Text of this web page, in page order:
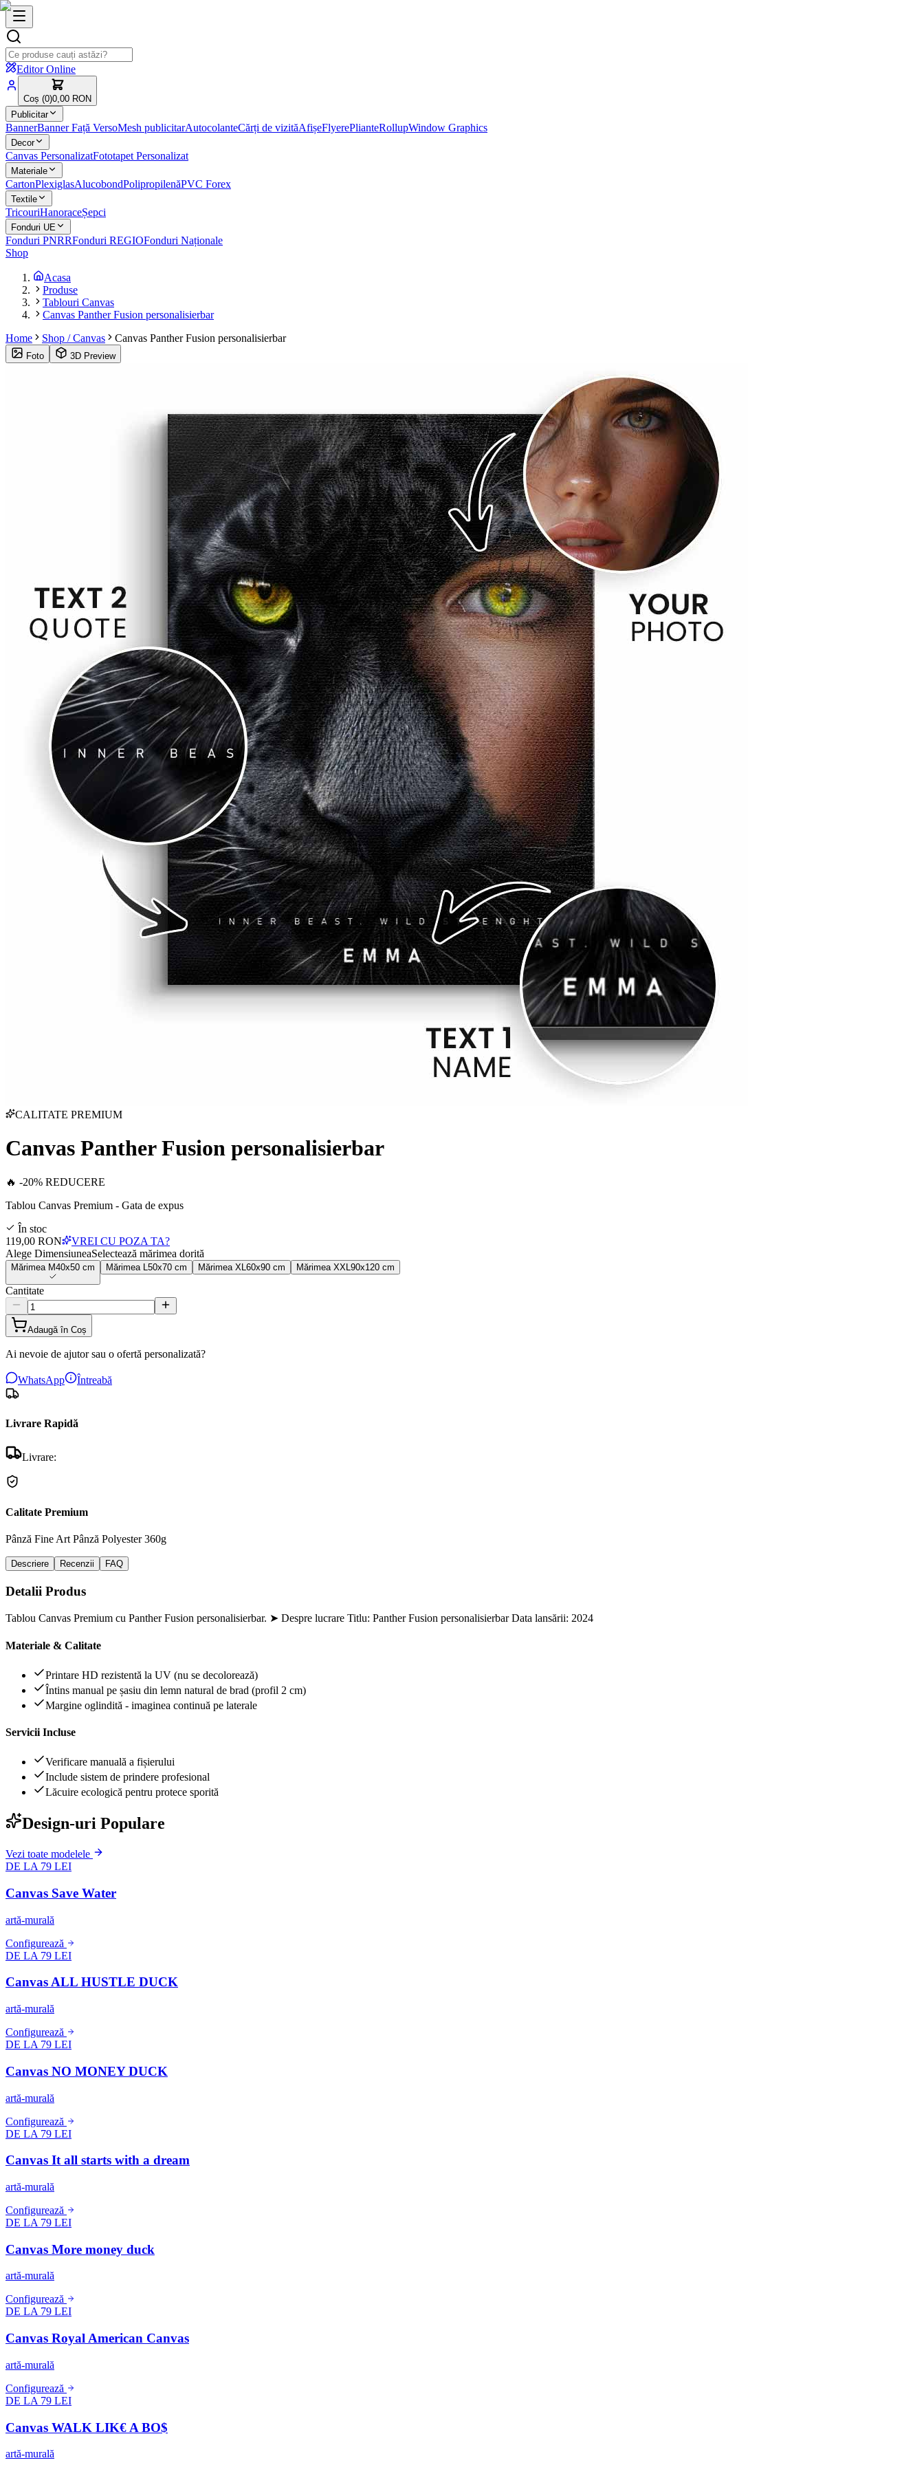
Editor Online
Coș (0)0,00 RON
Publicitar
BannerBanner Față VersoMesh publicitarAutocolanteCărți de vizităAfișeFlyerePlianteRollupWindow Graphics
Decor
Canvas PersonalizatFototapet Personalizat
Materiale
CartonPlexiglasAlucobondPolipropilenăPVC Forex
Textile
TricouriHanoraceȘepci
Fonduri UE
Fonduri PNRRFonduri REGIOFonduri Naționale
Shop
Acasa
Produse
Tablouri Canvas
Canvas Panther Fusion personalisierbar
Home
Shop / Canvas Canvas Panther Fusion personalisierbar
Foto 3D Preview
CALITATE PREMIUM
Canvas Panther Fusion personalisierbar
🔥 -20% REDUCERE
Tablou Canvas Premium - Gata de expus
În stoc
119,00 RON
VREI CU POZA TA?
Alege DimensiuneaSelectează mărimea dorită
Mărimea M40x50 cm Mărimea 50x70 cm Mărimea XL 60x90 cm Mărimea XXL 90x120 cm
Cantitate
Adaugă în Coș
Ai nevoie de ajutor sau o ofertă personalizată?
WhatsApp Întreabă
Livrare Rapidă
Livrare:
Calitate Premium
Pânză Fine Art Pânză Polyester 360g
Descriere Recenzii FAQ
Detalii Produs
Tablou Canvas Premium cu Panther Fusion personalisierbar. ➤ Despre lucrare Titlu: Panther Fusion personalisierbar Data lansării: 2024
Materiale & Calitate
Printare HD rezistentă la UV (nu se decolorează)
Întins manual pe șasiu din lemn natural de brad (profil 2 cm)
Margine oglindită - imaginea continuă pe laterale
Servicii Incluse
Verificare manuală a fișierului
Include sistem de prindere profesional
Lăcuire ecologică pentru protece sporită
Design-uri Populare
Vezi toate modelele
DE LA 79 LEI
Canvas Save Water
artă-murală
Configurează
DE LA 79 LEI
Canvas ALL HUSTLE DUCK
artă-murală
Configurează
DE LA 79 LEI
Canvas NO MONEY DUCK
artă-murală
Configurează
DE LA 79 LEI
Canvas It all starts with a dream
artă-murală
Configurează
DE LA 79 LEI
Canvas More money duck
artă-murală
Configurează
DE LA 79 LEI
Canvas Royal American Canvas
artă-murală
Configurează
DE LA 79 LEI
Canvas WALK LIK€ A BO$
artă-murală